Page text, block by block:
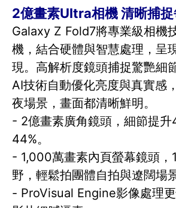
2億畫素Ultra相機 清晰捕
Galaxy Z Fold7將專業級相機
機，結合硬體與智慧處理，呈
現。高解析度鏡頭捕捉驚艷細
AI技術自動優化亮度與真實感
夜場景，畫面都清晰鮮明。
- 2億畫素廣角鏡頭，細節提升
44%。
- 1,000萬畫素內頁螢幕鏡頭，
野，輕鬆拍團體自拍與遼闊場景
- ProVisual Engine影像處理